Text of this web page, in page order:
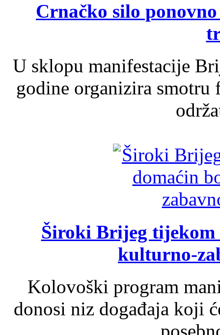
Crnačko silo
U sklopu manifestacije
godine organizira
Široki Brijeg tijekom
kulturno-
Kolovoški program
donosi niz događaja koji